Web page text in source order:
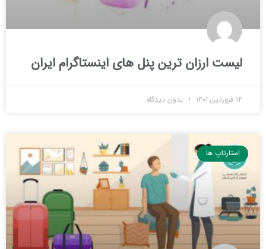
لیست ارزان ترین پنل های اینستاگرام ایران
۱۴ فروردین ۱۴۰۱ بدون دیدگاه
استارتاپ ها